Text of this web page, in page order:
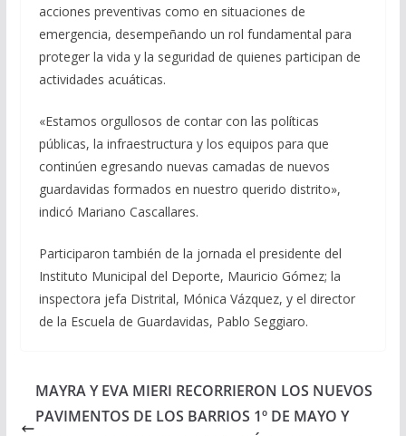
acciones preventivas como en situaciones de
emergencia, desempeñando un rol fundamental para
proteger la vida y la seguridad de quienes participan de
actividades acuáticas.
«Estamos orgullosos de contar con las políticas
públicas, la infraestructura y los equipos para que
continúen egresando nuevas camadas de nuevos
guardavidas formados en nuestro querido distrito»,
indicó Mariano Cascallares.
Participaron también de la jornada el presidente del
Instituto Municipal del Deporte, Mauricio Gómez; la
inspectora jefa Distrital, Mónica Vázquez, y el director
de la Escuela de Guardavidas, Pablo Seggiaro.
MAYRA Y EVA MIERI RECORRIERON LOS NUEVOS
PAVIMENTOS DE LOS BARRIOS 1º DE MAYO Y